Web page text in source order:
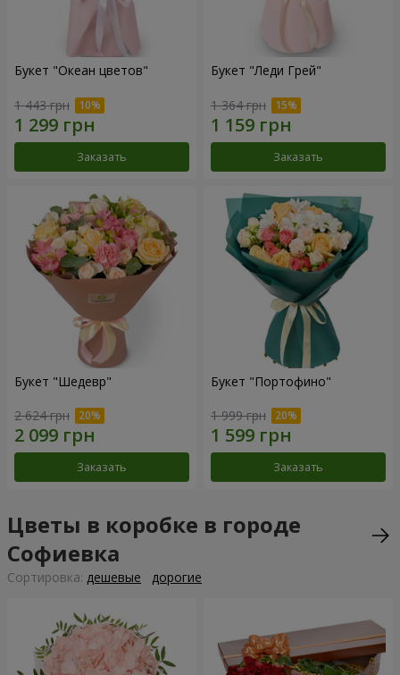
Букет "Океан цветов"
1 443 грн
Заказать
Букет "Леди Грей"
1 364 грн
Заказать
Букет "Шедевр"
2 624 грн
Заказать
Букет "Портофино"
1 999 грн
Заказать
Цветы в коробке в городе
Софиевка
Cортировка: дешевые дорогие